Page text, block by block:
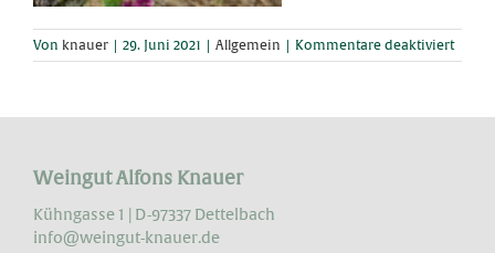
Von knauer 29. Juni 2021 Allgemein Kommentare deaktiviertfür
Es
Weingut Alfons Knauer
Kühngasse 1 | D-97337 Dettelbach
info@weingut-knauer.de